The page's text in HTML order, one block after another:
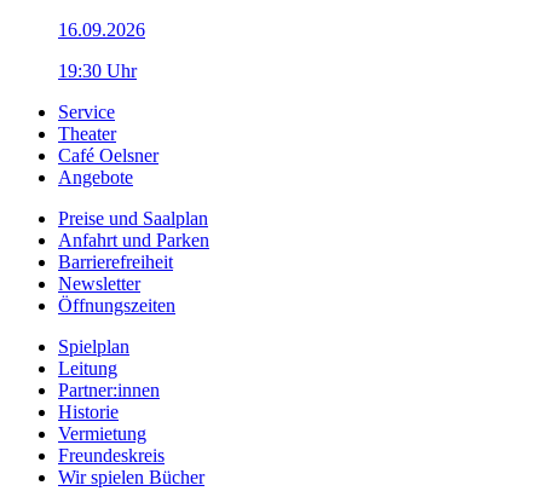
16.09.2026
19:30 Uhr
Service
Theater
Café Oelsner
Angebote
Preise und Saalplan
Anfahrt und Parken
Barrierefreiheit
Newsletter
Öffnungszeiten
Spielplan
Leitung
Partner:innen
Historie
Vermietung
Freundeskreis
Wir spielen Bücher